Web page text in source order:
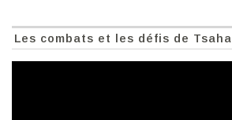
Les combats et les défis de Tsahal